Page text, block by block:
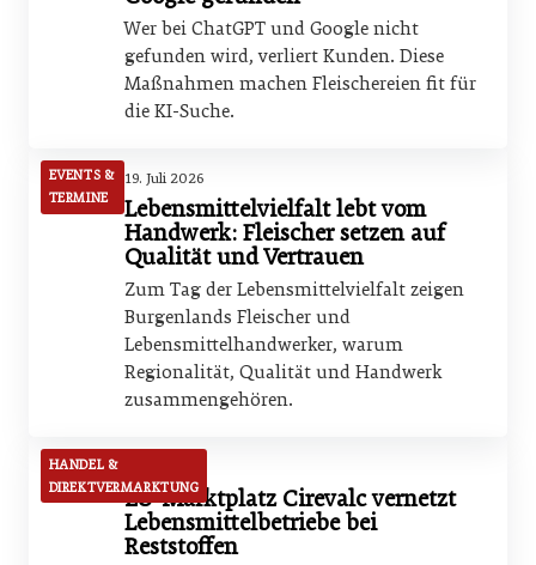
Wer bei ChatGPT und Google nicht
gefunden wird, verliert Kunden. Diese
Maßnahmen machen Fleischereien fit für
die KI-Suche.
EVENTS &
TERMINE
19. Juli 2026
Lebensmittelvielfalt lebt vom
Handwerk: Fleischer setzen auf
Qualität und Vertrauen
Zum Tag der Lebensmittelvielfalt zeigen
Burgenlands Fleischer und
Lebensmittelhandwerker, warum
Regionalität, Qualität und Handwerk
zusammengehören.
HANDEL &
DIREKTVERMARKTUNGEU-Marktplatz Cirevalc vernetzt
Lebensmittelbetriebe bei
Reststoffen